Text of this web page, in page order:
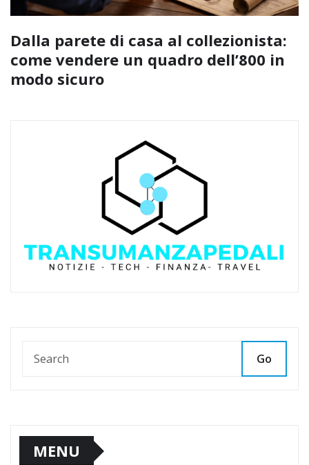
Dalla parete di casa al collezionista:
come vendere un quadro dell’800 in
modo sicuro
Go
MENU